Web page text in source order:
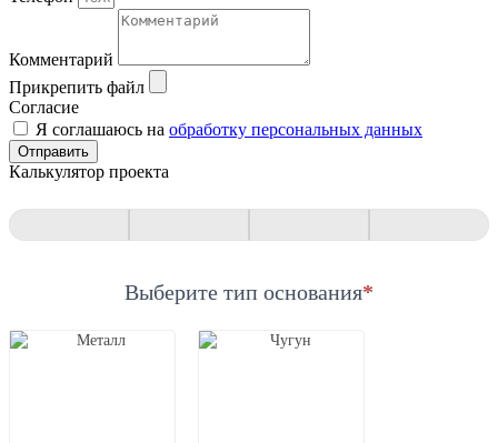
Комментарий
Прикрепить файл
Согласие
Я соглашаюсь на обработку персональных данных
Отправить
Калькулятор проекта
Выберите тип основания*